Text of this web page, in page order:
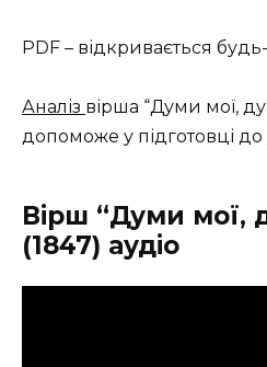
PDF – відкривається
Аналіз вірша “Думи мої,
допоможе у підготовці до
Вірш “Думи мої,
(1847) аудіо